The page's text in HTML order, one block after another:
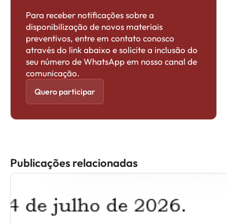
Para receber notificações sobre a
disponibilização de novos materiais
preventivos, entre em contato conosco
através do link abaixo e solicite a inclusão do
seu número de WhatsApp em nosso canal de
comunicação.
Quero participar
Publicações relacionadas